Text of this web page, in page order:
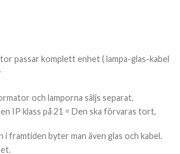
passar komplett enhet ( lampa-glas-kabel
och lamporna säljs separat.
IP klass på 21 = Den ska förvaras tort,
i framtiden byter man även glas och kabel.